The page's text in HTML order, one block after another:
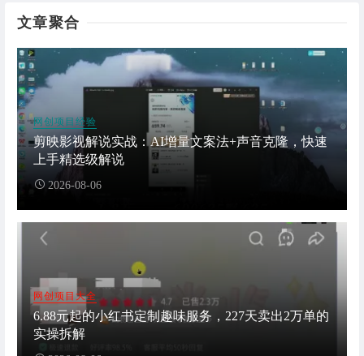
文章聚合
网创项目经验
剪映影视解说实战：AI增量文案法+声音克隆，快速
上手精选级解说
2026-08-06
网创项目大全
6.88元起的小红书定制趣味服务，227天卖出2万单的
实操拆解